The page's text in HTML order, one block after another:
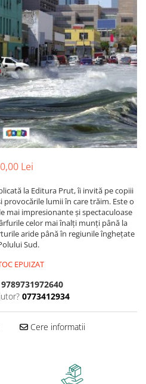
Lei
la Editura Prut, îi invită pe copiii
provocările lumii în care trăim. Este o
mai impresionante și spectaculoase
celor mai înalți munți până la
aride până în regiunile înghețate
Sud.
EPUIZAT
9789731972640
0773412934
Cere informatii